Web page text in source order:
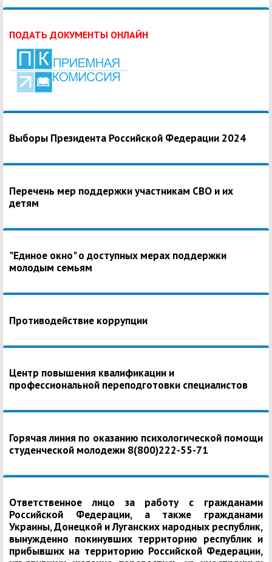
ПОДАТЬ ДОКУМЕНТЫ ОНЛАЙН
Выборы Президента Российской Федерации 2024
Перечень мер поддержки участникам СВО и их
детям
"Единое окно" о доступных мерах поддержки
молодым семьям
Противодействие коррупции
Центр повышения квалификации и
профессиональной переподготовки специалистов
Горячая линия по оказанию психологической помощи
студенческой молодежи 8(800)222-55-71
Ответственное лицо за работу с гражданами
Российской Федерации, а также гражданами
Украины, Донецкой и Луганских народных республик,
вынужденно покинувших территорию республик и
прибывших на территорию Российской Федерации,